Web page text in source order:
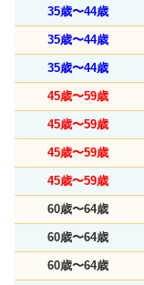
35歳〜44歳
35歳〜44歳
35歳〜44歳
45歳〜59歳
45歳〜59歳
45歳〜59歳
45歳〜59歳
60歳〜64歳
60歳〜64歳
60歳〜64歳